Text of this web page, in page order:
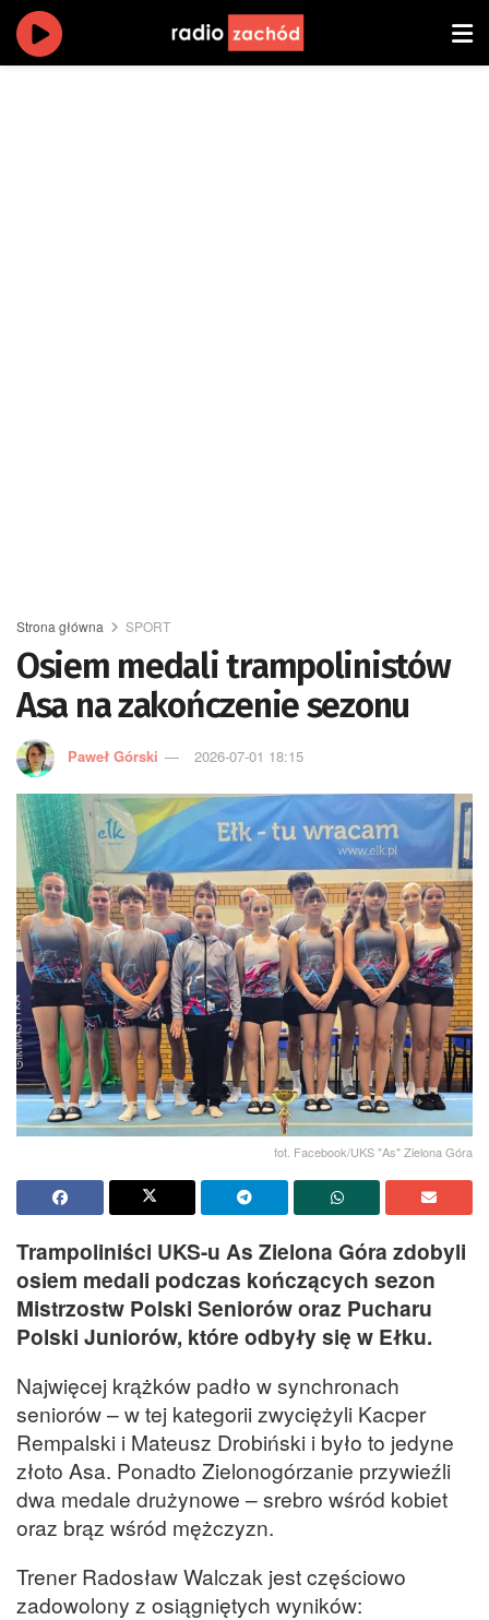
Strona główna SPORT
Osiem medali trampolinistów
Asa na zakończenie sezonu
Paweł Górski 2026-07-01 18:15
fot. Facebook/UKS "As" Zielona Góra
Trampoliniści UKS-u As Zielona Góra zdobyli
osiem medali podczas kończących sezon
Mistrzostw Polski Seniorów oraz Pucharu
Polski Juniorów, które odbyły się w Ełku.
Najwięcej krążków padło w synchronach
seniorów – w tej kategorii zwyciężyli Kacper
Rempalski i Mateusz Drobiński i było to jedyne
złoto Asa. Ponadto Zielonogórzanie przywieźli
dwa medale drużynowe – srebro wśród kobiet
oraz brąz wśród mężczyzn.
Trener Radosław Walczak jest częściowo
zadowolony z osiągniętych wyników: